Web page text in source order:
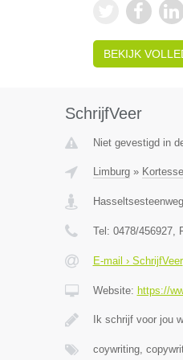
BEKIJK
SchrijfVeer
Niet gevestigd in
Limburg»
Tel: 0478/456927,
E-mail › SchrijfVeer
Website: https://
Ik schrijf voor jou
coywriting,